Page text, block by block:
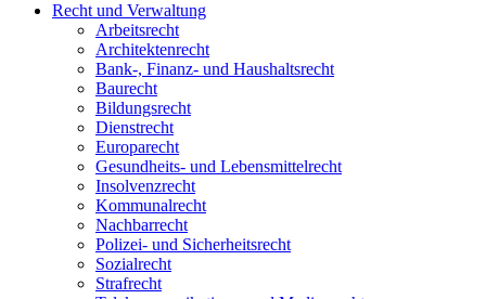
Recht und Verwaltung
Arbeitsrecht
Architektenrecht
Bank-, Finanz- und Haushaltsrecht
Baurecht
Bildungsrecht
Dienstrecht
Europarecht
Gesundheits- und Lebensmittelrecht
Insolvenzrecht
Kommunalrecht
Nachbarrecht
Polizei- und Sicherheitsrecht
Sozialrecht
Strafrecht